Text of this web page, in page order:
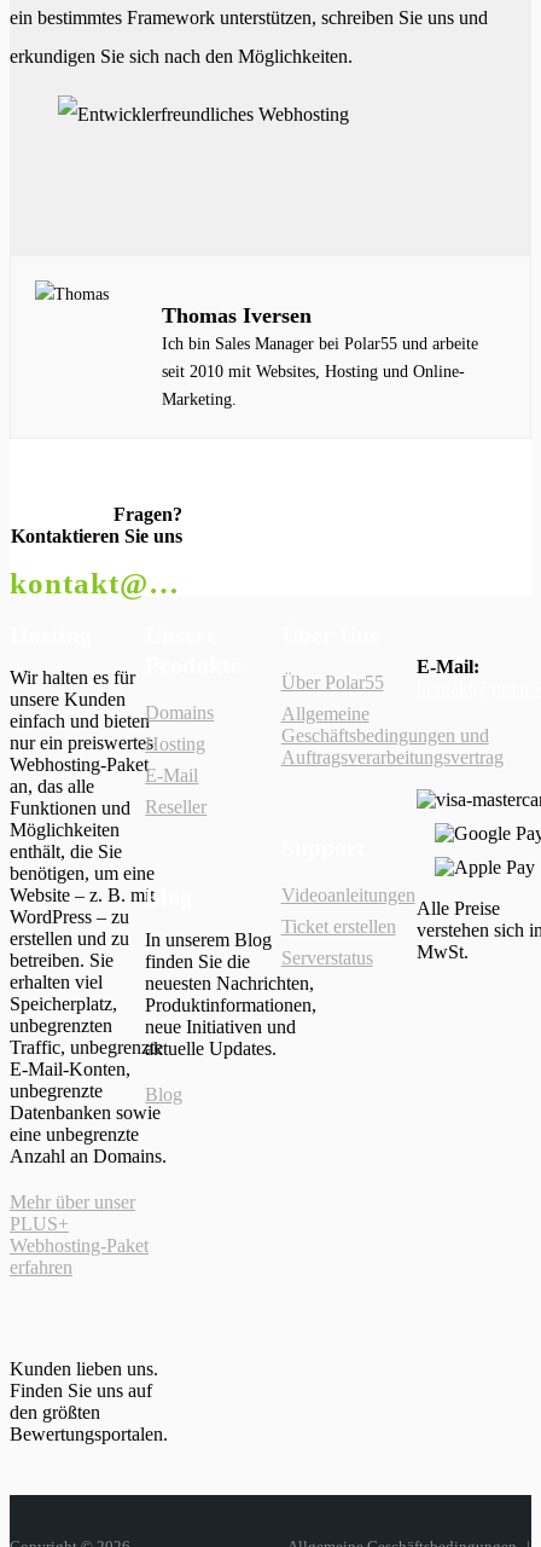
ein bestimmtes Framework unterstützen, schreiben Sie uns und
erkundigen Sie sich nach den Möglichkeiten.
Thomas Iversen
Ich bin Sales Manager bei Polar55 und arbeite
seit 2010 mit Websites, Hosting und Online-
Marketing.
Fragen?
Kontaktieren Sie uns
kontakt@polar55.at
Wir halten es für
unsere Kunden
einfach und bieten
nur ein preiswertes
Webhosting-Paket
an, das alle
Funktionen und
Möglichkeiten
enthält, die Sie
benötigen, um eine
Website – z. B. mit
WordPress – zu
erstellen und zu
betreiben. Sie
erhalten viel
Speicherplatz,
unbegrenzten
Traffic, unbegrenzte
E-Mail-Konten,
unbegrenzte
Datenbanken sowie
eine unbegrenzte
Anzahl an Domains.
Mehr über unser
PLUS+
Webhosting-Paket
erfahren
Kunden lieben uns.
Finden Sie uns auf
den größten
Bewertungsportalen.
Domains
Hosting
E-Mail
Reseller
Blog
In unserem Blog
finden Sie die
neuesten Nachrichten,
Produktinformationen,
neue Initiativen und
aktuelle Updates.
Blog
Über Polar55
Allgemeine
Geschäftsbedingungen und
Auftragsverarbeitungsvertrag
Videoanleitungen
Ticket erstellen
Serverstatus
E-Mail:
Alle Preise
verstehen sich
MwSt.